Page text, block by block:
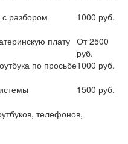
с разбором
1000 руб.
плату От 2500
руб.
по просьбе1000 руб.
1500 руб.
телефонов,